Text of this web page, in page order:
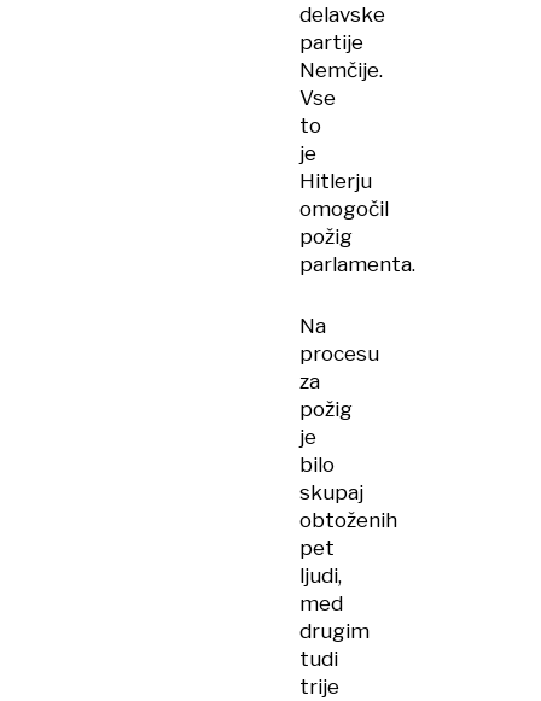
delavske
partije
Nemčije.
Vse
to
je
Hitlerju
omogočil
požig
parlamenta.
Na
procesu
za
požig
je
bilo
skupaj
obtoženih
pet
ljudi,
med
drugim
tudi
trije